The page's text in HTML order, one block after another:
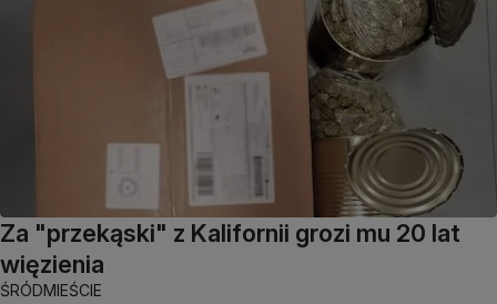
Za "przekąski" z Kalifornii grozi mu 20 lat
więzienia
ŚRÓDMIEŚCIE